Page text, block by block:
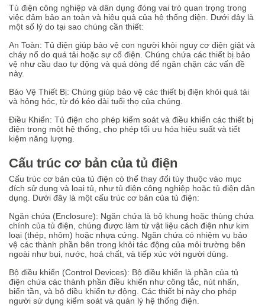
Tủ điện công nghiệp và dân dụng đóng vai trò quan trọng trong
việc đảm bảo an toàn và hiệu quả của hệ thống điện. Dưới đây là
một số lý do tại sao chúng cần thiết:
An Toàn: Tủ điện giúp bảo vệ con người khỏi nguy cơ điện giật và
cháy nổ do quá tải hoặc sự cố điện. Chúng chứa các thiết bị bảo
vệ như cầu dao tự động và quá dòng để ngăn chặn các vấn đề
này.
Bảo Vệ Thiết Bị: Chúng giúp bảo vệ các thiết bị điện khỏi quá tải
và hỏng hóc, từ đó kéo dài tuổi thọ của chúng.
Điều Khiển: Tủ điện cho phép kiểm soát và điều khiển các thiết bị
điện trong một hệ thống, cho phép tối ưu hóa hiệu suất và tiết
kiệm năng lượng.
Cấu trúc cơ bản của tủ điện
Cấu trúc cơ bản của tủ điện có thể thay đổi tùy thuộc vào mục
đích sử dụng và loại tủ, như tủ điện công nghiệp hoặc tủ điện dân
dụng. Dưới đây là một cấu trúc cơ bản của tủ điện:
Ngăn chứa (Enclosure): Ngăn chứa là bộ khung hoặc thùng chứa
chính của tủ điện, chúng được làm từ vật liệu cách điện như kim
loại (thép, nhôm) hoặc nhựa cứng. Ngăn chứa có nhiệm vụ bảo
vệ các thành phần bên trong khỏi tác động của môi trường bên
ngoài như bụi, nước, hoá chất, và tiếp xúc với người dùng.
Bộ điều khiển (Control Devices): Bộ điều khiển là phần của tủ
điện chứa các thành phần điều khiển như công tắc, nút nhấn,
biến tần, và bộ điều khiển tự động. Các thiết bị này cho phép
người sử dụng kiểm soát và quản lý hệ thống điện.